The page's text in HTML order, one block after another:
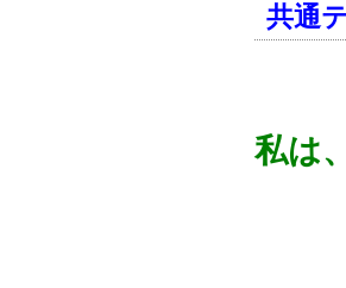
共通
私は